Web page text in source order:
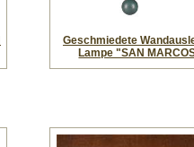
Geschmiedete
Lampe "SAN